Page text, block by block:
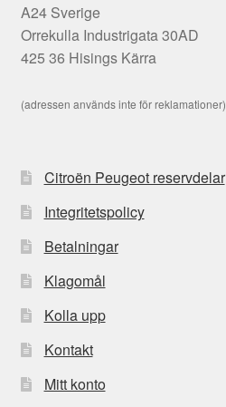
A24 Sverige
Orrekulla Industrigata 30AD
425 36 Hisings Kärra
(adressen används inte för reklamationer)
Citroën Peugeot reservdelar
Integritetspolicy
Betalningar
Klagomål
Kolla upp
Kontakt
Mitt konto